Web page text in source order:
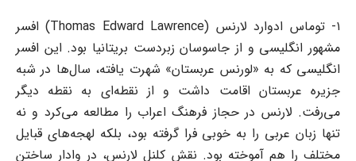
۱- توماس ادوارد لارنس (Thomas Edward Lawrence) افسر
مشهور انگلیسی و از جاسوسان زبردست بریتانیا بود. این افسر
انگلیسی که به «لورنس عربستان» شهرت یافته، سال‌ها در شبه
جزیره عربستان اقامت داشت و از نقطه‌ای به نقطه‌ دیگر
می‌رفت. لارنس در حجاز فرهنگ اعراب را مطالعه می‌کرد و نه
تنها زبان عربی را به خوبی فرا گرفته بود، بلکه لهجه‌های قبایل
مختلف را هم آموخته بود. نقش کلنل لارنس، در وادار ساختن